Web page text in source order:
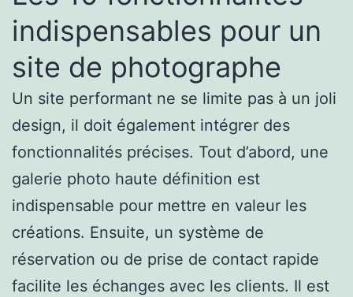
indispensables pour un
site de photographe
Un site performant ne se limite pas à un joli
design, il doit également intégrer des
fonctionnalités précises. Tout d’abord, une
galerie photo haute définition est
indispensable pour mettre en valeur les
créations. Ensuite, un système de
réservation ou de prise de contact rapide
facilite les échanges avec les clients. Il est